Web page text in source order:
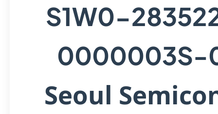
S1W0-
0000003S-
Seoul